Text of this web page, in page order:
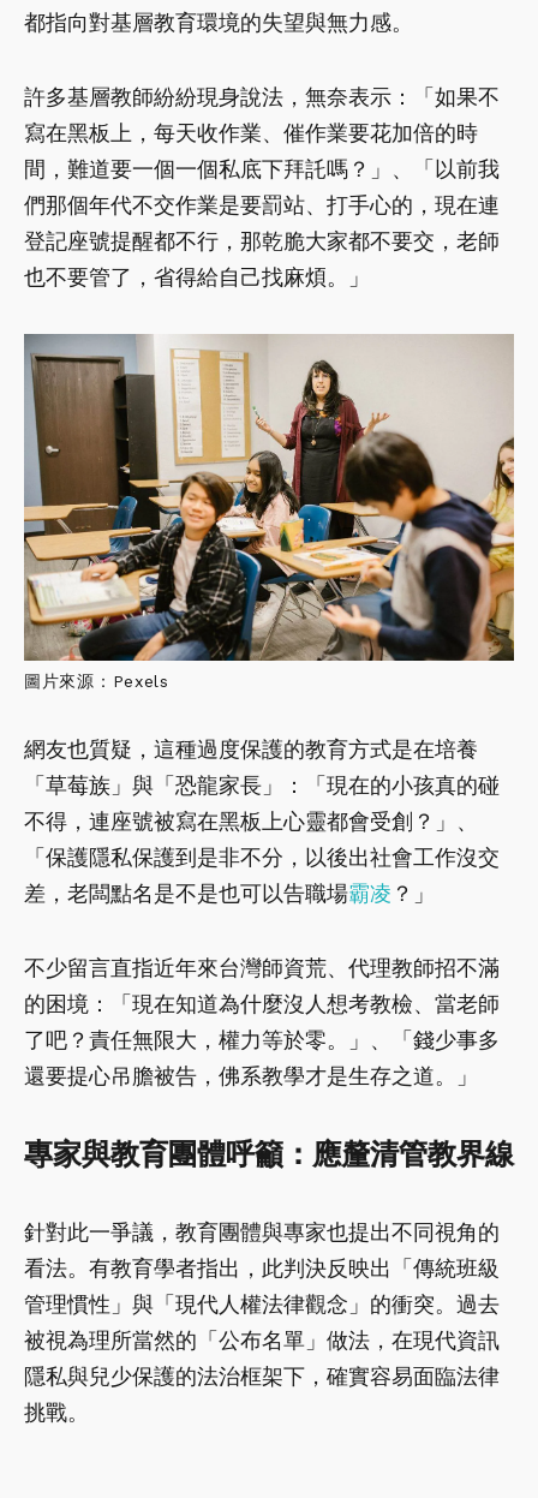
都指向對基層教育環境的失望與無力感。
許多基層教師紛紛現身說法，無奈表示：「如果不
寫在黑板上，每天收作業、催作業要花加倍的時
間，難道要一個一個私底下拜託嗎？」、「以前我
們那個年代不交作業是要罰站、打手心的，現在連
登記座號提醒都不行，那乾脆大家都不要交，老師
也不要管了，省得給自己找麻煩。」
圖片來源：Pexels
網友也質疑，這種過度保護的教育方式是在培養
「草莓族」與「恐龍家長」：「現在的小孩真的碰
不得，連座號被寫在黑板上心靈都會受創？」、
「保護隱私保護到是非不分，以後出社會工作沒交
差，老闆點名是不是也可以告職場霸凌 ？」
不少留言直指近年來台灣師資荒、代理教師招不滿
的困境：「現在知道為什麼沒人想考教檢、當老師
了吧？責任無限大，權力等於零。」、「錢少事多
還要提心吊膽被告，佛系教學才是生存之道。」
專家與教育團體呼籲：應釐清管教界線
針對此一爭議，教育團體與專家也提出不同視角的
看法。有教育學者指出，此判決反映出「傳統班級
管理慣性」與「現代人權法律觀念」的衝突。過去
被視為理所當然的「公布名單」做法，在現代資訊
隱私與兒少保護的法治框架下，確實容易面臨法律
挑戰。